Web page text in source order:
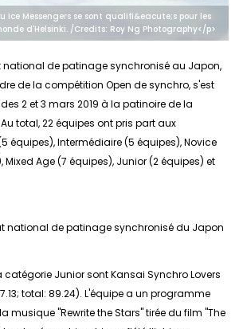
Ice Messengers se sont qualifi&eacute;s pour les
d'Helsinki. /Credits: Roy Ng Photography</p>
national de patinage synchronisé au Japon,
de la compétition Open de synchro, s'est
2 et 3 mars 2019 à la patinoire de la
total, 22 équipes ont pris part aux
équipes), Intermédiaire (5 équipes), Novice
Mixed Age (7 équipes), Junior (2 équipes) et
national de patinage synchronisé du Japon
catégorie Juniorsont Kansai Synchro Lovers
total: 89.24). L'équipe a un programme
musique "Rewrite the Stars" tirée du film "The